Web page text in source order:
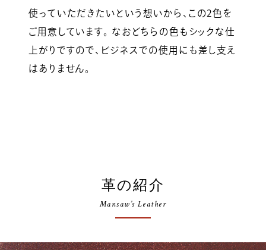
使っていただきたいという想いから、この2色を
ご用意しています。 なおどちらの色もシックな仕
上がりですので、ビジネスでの使用にも差し支え
はありません。
革の紹介
Mansaw’s Leather